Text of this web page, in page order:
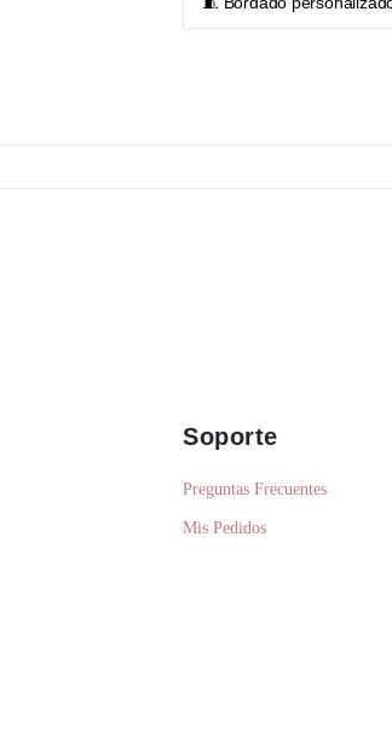
Soporte
Preguntas Frecuentes
Mis Pedidos